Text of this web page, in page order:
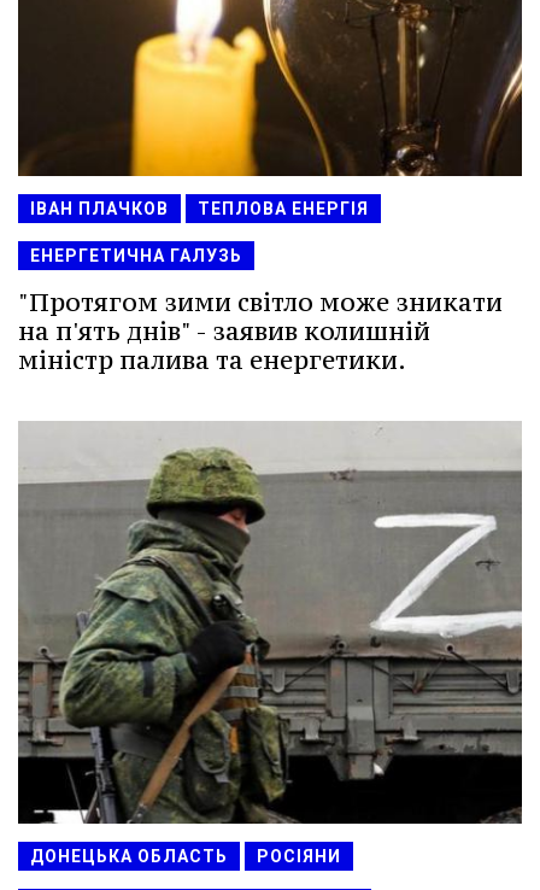
ІВАН ПЛАЧКОВ ТЕПЛОВА ЕНЕРГІЯ
ЕНЕРГЕТИЧНА ГАЛУЗЬ
"Протягом зими світло може зникати
на п'ять днів" - заявив колишній
міністр палива та енергетики.
ДОНЕЦЬКА ОБЛАСТЬ РОСІЯНИ